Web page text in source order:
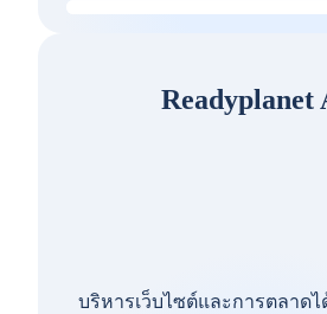
Readyplanet
บริหารเว็บไซต์และการตลาด